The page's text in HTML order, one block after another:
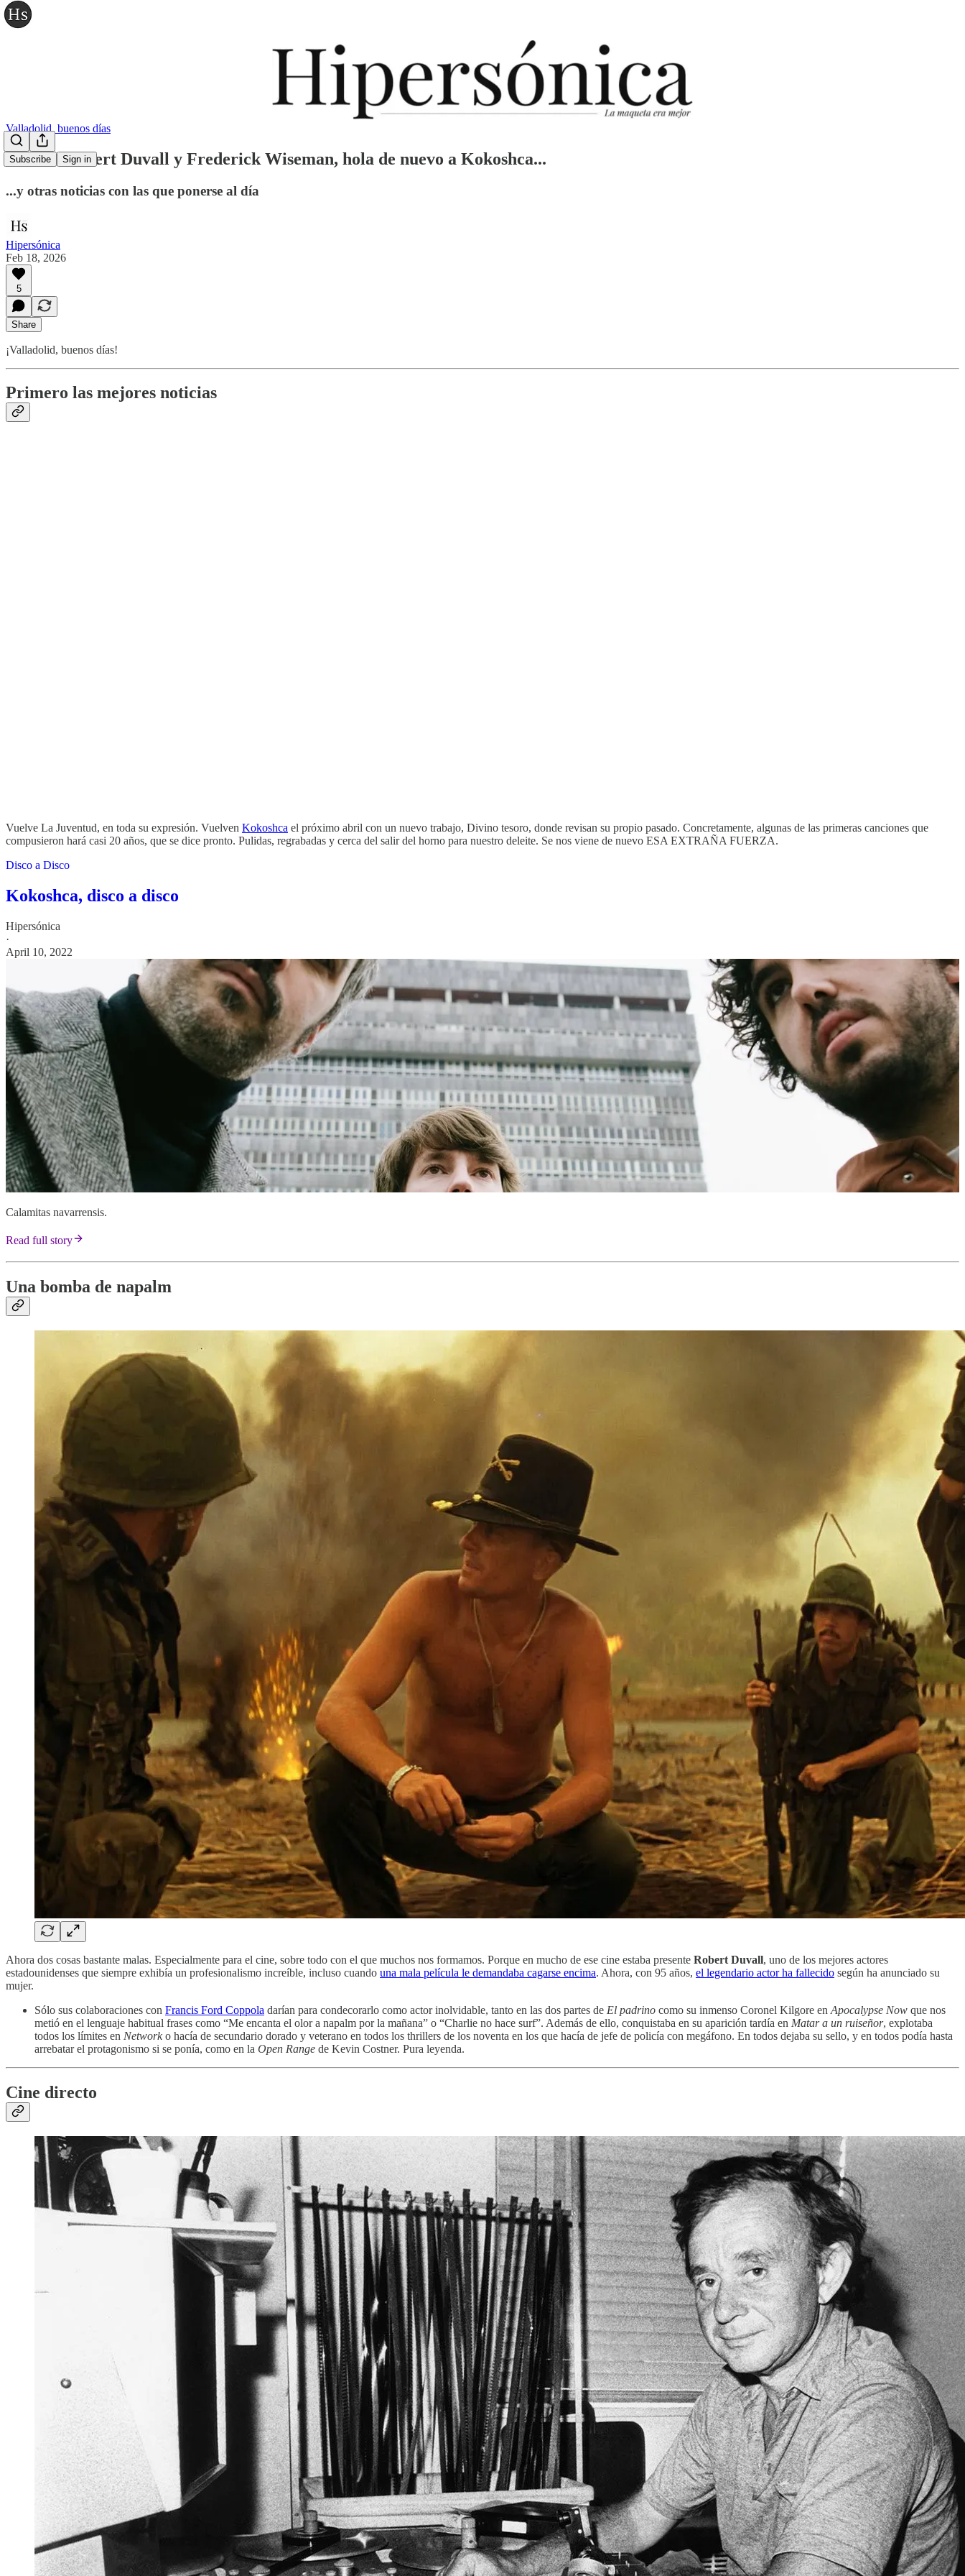
Subscribe Sign in
Valladolid, buenos días
Adios a Robert Duvall y Frederick Wiseman, hola de nuevo a Kokoshca...
...y otras noticias con las que ponerse al día
Hipersónica
Feb 18, 2026
5
Share
¡Valladolid, buenos días!
Primero las mejores noticias
Vuelve La Juventud, en toda su expresión. Vuelven Kokoshca el próximo abril con un nuevo trabajo, Divino tesoro, donde revisan su propio pasado. Concretamente, algunas de las primeras canciones que
compusieron hará casi 20 años, que se dice pronto. Pulidas, regrabadas y cerca del salir del horno para nuestro deleite. Se nos viene de nuevo ESA EXTRAÑA FUERZA.
Disco a Disco
Kokoshca, disco a disco
Hipersónica
·
April 10, 2022
Calamitas navarrensis.
Read full story
Una bomba de napalm
Ahora dos cosas bastante malas. Especialmente para el cine, sobre todo con el que muchos nos formamos. Porque en mucho de ese cine estaba presente Robert Duvall, uno de los mejores actores
estadounidenses que siempre exhibía un profesionalismo increíble, incluso cuando una mala película le demandaba cagarse encima. Ahora, con 95 años, el legendario actor ha fallecido según ha anunciado su
mujer.
Sólo sus colaboraciones con Francis Ford Coppola darían para condecorarlo como actor inolvidable, tanto en las dos partes de El padrino como su inmenso Coronel Kilgore en Apocalypse Now que nos
metió en el lenguaje habitual frases como “Me encanta el olor a napalm por la mañana” o “Charlie no hace surf”. Además de ello, conquistaba en su aparición tardía en Matar a un ruiseñor, explotaba
todos los límites en Networko hacía de secundario dorado y veterano en todos los thrillers de los noventa en los que hacía de jefe de policía con megáfono. En todos dejaba su sello, y en todos podía hasta
arrebatar el protagonismo si se ponía, como en la Open Range de Kevin Costner. Pura leyenda.
Cine directo